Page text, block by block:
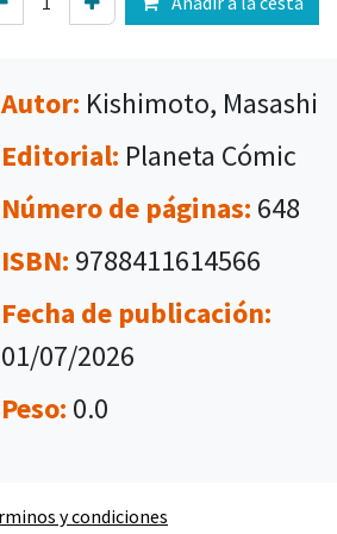
Autor: Kishimoto, Masashi
Editorial: Planeta Cómic
Número de páginas: 648
ISBN: 9788411614566
Fecha de publicación:
01/07/2026
Peso: 0.0
y condiciones